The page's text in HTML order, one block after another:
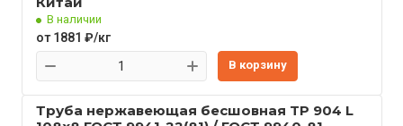
В наличии
от 1881 ₽/кг
В корзину
Труба нержавеющая бесшовная TP 904 L